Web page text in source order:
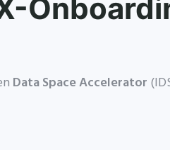
Data Space Accelerator